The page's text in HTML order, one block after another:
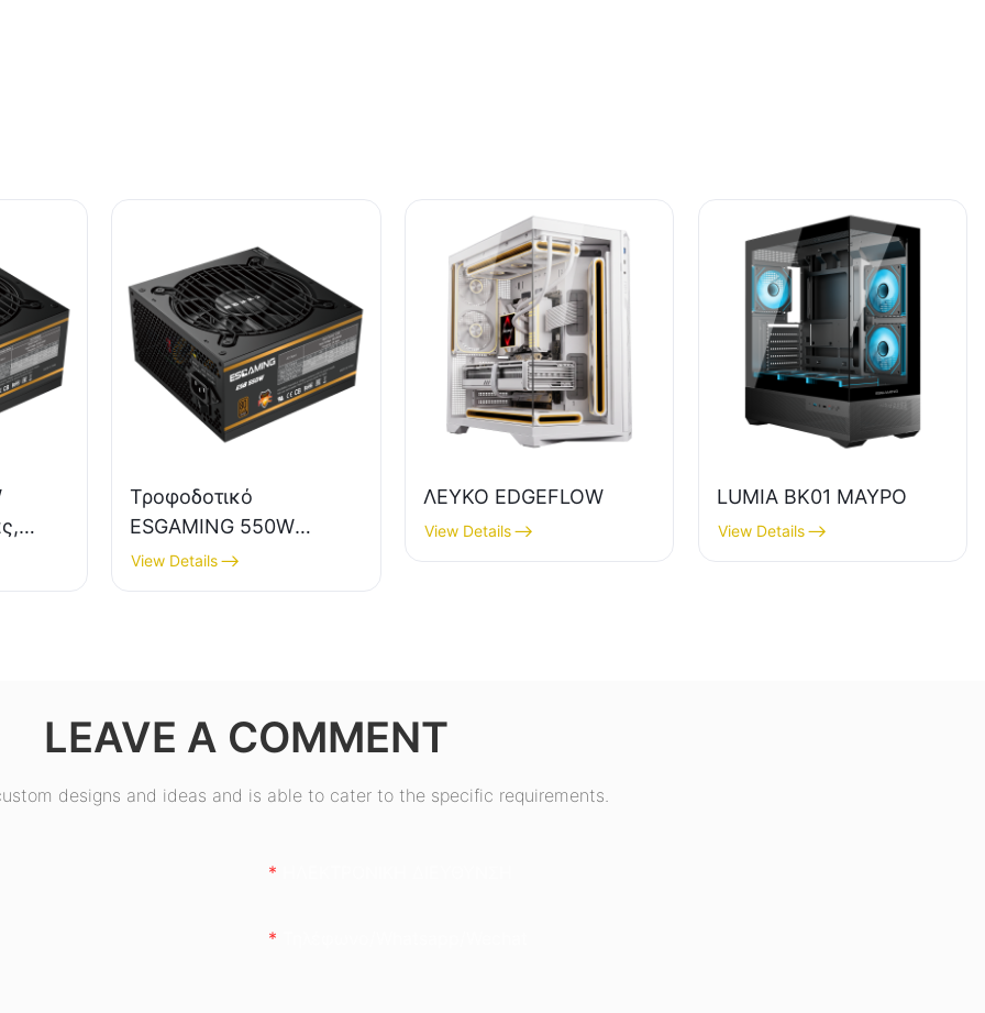
80+
Τροφοδοτικό
ESGAMING 550W
υψηλής ποιότητας,
απόδοσης 85%, 80+
View Details
ΛΕΥΚΟ EDGEFLOW
View Details
LUMIA BK01 ΜΑΥΡΟ
View Details
LEAVE A COMMENT
designs and ideas and is able to cater to the specific requirements.